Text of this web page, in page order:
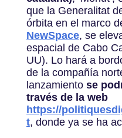
que la Generalitat
órbita en el marco
NewSpace, se
espacial de Cabo
UU). Lo hará a
de la compañía
lanzamiento se
través de la web
https://
t, donde ya se ha